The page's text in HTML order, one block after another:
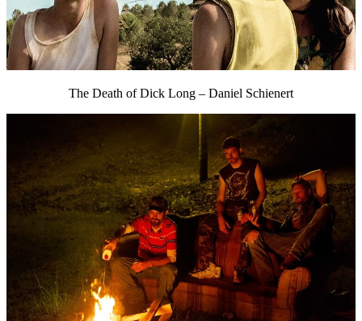
The Death of Dick Long – Daniel Schienert